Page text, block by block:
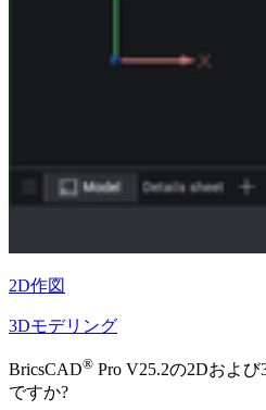
2D作図
3Dモデリング
BricsCAD® Pro V25.2の2Dおよ
ですか?